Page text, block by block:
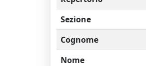
Sezione
Cognome
Nome